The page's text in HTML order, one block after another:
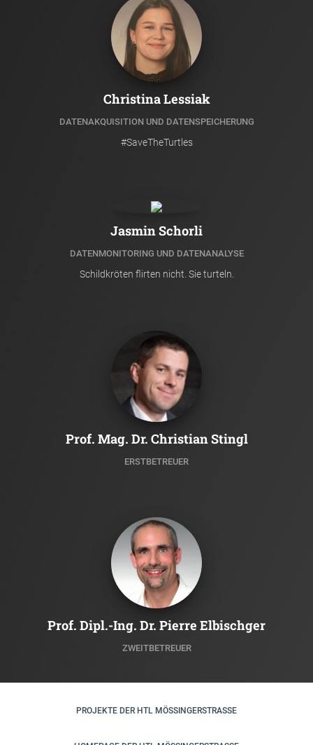
Christina Lessiak
DATENAKQUISITION UND DATENSPEICHERUNG
#SaveTheTurtles
Jasmin Schorli
DATENMONITORING UND DATENANALYSE
Schildkröten flirten nicht. Sie turteln.
Prof. Mag. Dr. Christian Stingl
ERSTBETREUER
Prof. Dipl.-Ing. Dr. Pierre Elbischger
ZWEITBETREUER
PROJEKTE DER HTL MÖSSINGERSTRASSE